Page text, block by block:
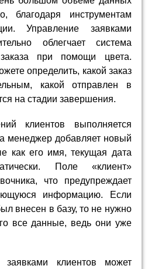
благодаря инструментам
Управление заявками
облегчает система
при помощи цвета.
определить, какой заказ
какой отправлен в
на стадии завершения.
клиентов выполняется
менеджер добавляет новый
как его имя, текущая дата
Поле «клиент»
что предупреждает
информацию. Если
внесен в базу, то не нужно
все данные, ведь они уже
клиентов может